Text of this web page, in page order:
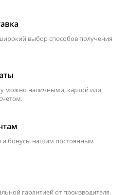
выбор способов получения
можно наличными, картой или
и бонусы нашим постоянным
гарантией от производителя.